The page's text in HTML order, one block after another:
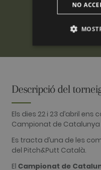
Descripció del
Els dies 22 i 23 d’abril ens
Campionat de Catalunya
Es tracta d’una de les
del Pitch&Putt Català.
El Campionat de
NO
Analítiques